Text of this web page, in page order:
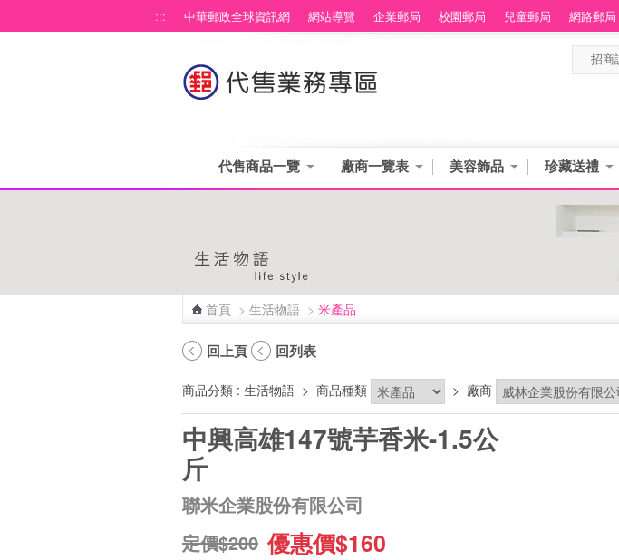
::: 中華郵政全球資訊網 網站導覽 企業郵局 校園郵局 兒童郵局 網路郵局
招商
代售商品一覽 廠商一覽表 美容飾品 珍藏送禮
首頁 > 生活物語 > 米產品
回上頁 回列表
商品分類 : 生活物語 > 商品種類 > 廠商
中興高雄147號芋香米-1.5公
斤
聯米企業股份有限公司
定價$200 優惠價$160